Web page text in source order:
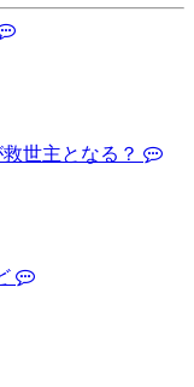
世主となる？